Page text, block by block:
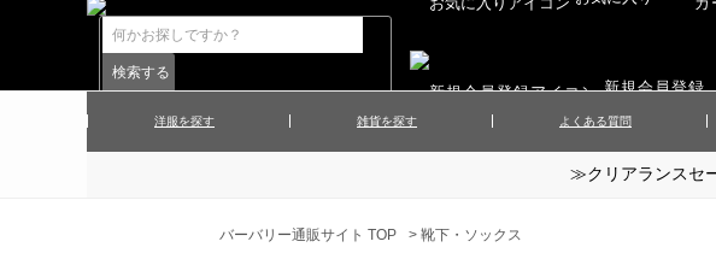
新規会員登録
洋服を探す 雑貨を探す
▲アクセサリー ▲靴下・ソックス
よくある質問
≫クリアランスセ
バーバリー通販サイト TOP > 靴下・ソックス